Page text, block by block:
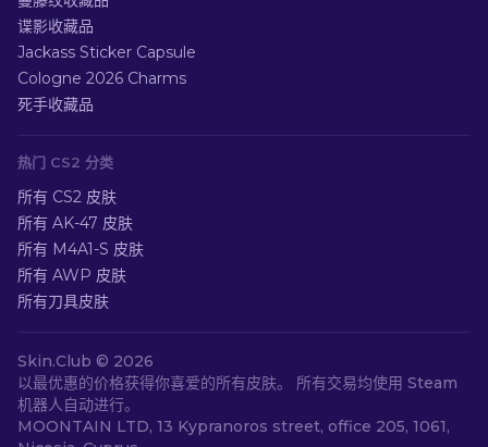
谍影收藏品
Jackass Sticker Capsule
Cologne 2026 Charms
死手收藏品
热门 CS2 分类
所有 CS2 皮肤
所有 AK-47 皮肤
所有 M4A1-S 皮肤
所有 AWP 皮肤
所有刀具皮肤
Skin.Club © 2026
以最优惠的价格获得你喜爱的所有皮肤。 所有交易均使用 Steam
机器人自动进行。
MOONTAIN LTD, 13 Kypranoros street, office 205, 1061,